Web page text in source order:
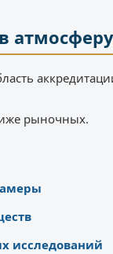
атмосферу
рыночных.
исследований